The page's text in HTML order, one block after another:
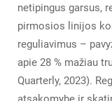
netipingus garsus,
pirmosios linijos
reguliavimus –
apie 28 % mažiau
Quarterly, 2023).